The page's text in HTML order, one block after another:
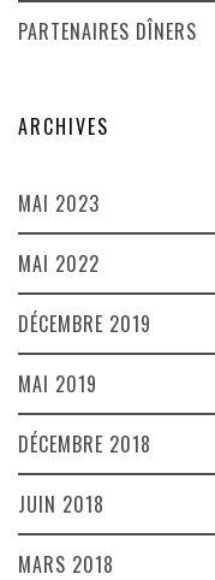
PARTENAIRES DÎNERS
ARCHIVES
MAI 2023
MAI 2022
DÉCEMBRE 2019
MAI 2019
DÉCEMBRE 2018
JUIN 2018
MARS 2018